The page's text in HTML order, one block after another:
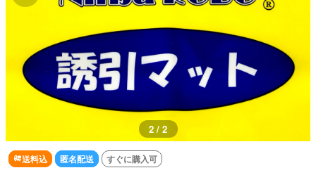
2 / 2
送料込 匿名配送 すぐに購入可